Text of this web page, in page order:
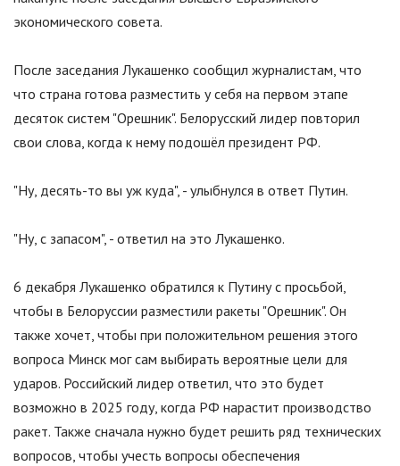
экономического совета.
После заседания Лукашенко сообщил журналистам, что
что страна готова разместить у себя на первом этапе
десяток систем "Орешник". Белорусский лидер повторил
свои слова, когда к нему подошёл президент РФ.
"Ну, десять-то вы уж куда", - улыбнулся в ответ Путин.
"Ну, с запасом", - ответил на это Лукашенко.
6 декабря Лукашенко обратился к Путину с просьбой,
чтобы в Белоруссии разместили ракеты "Орешник". Он
также хочет, чтобы при положительном решения этого
вопроса Минск мог сам выбирать вероятные цели для
ударов. Российский лидер ответил, что это будет
возможно в 2025 году, когда РФ нарастит производство
ракет. Также сначала нужно будет решить ряд технических
вопросов, чтобы учесть вопросы обеспечения